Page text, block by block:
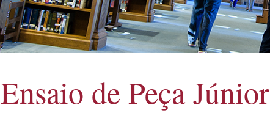
Ensaio de Peça Júnior